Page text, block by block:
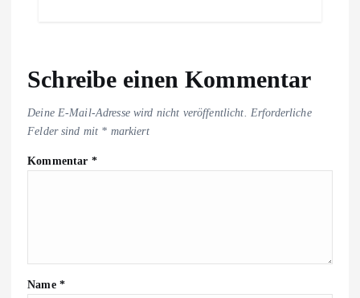
Schreibe einen Kommentar
Deine E-Mail-Adresse wird nicht veröffentlicht. Erforderliche
Felder sind mit * markiert
Kommentar *
Name *